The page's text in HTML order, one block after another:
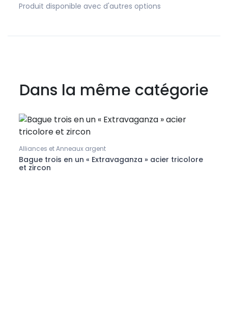
Produit disponible avec d'autres options
Dans la même catégorie
Alliances et Anneaux argent
Bague trois en un « Extravaganza » acier tricolore
et zircon